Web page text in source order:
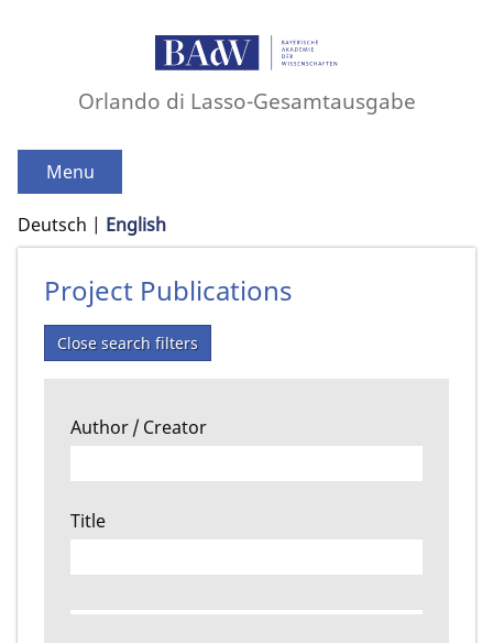
Orlando di Lasso-Gesamtausgabe
Menu
Deutsch English
Project Publications
Close search filters
Author / Creator
Title